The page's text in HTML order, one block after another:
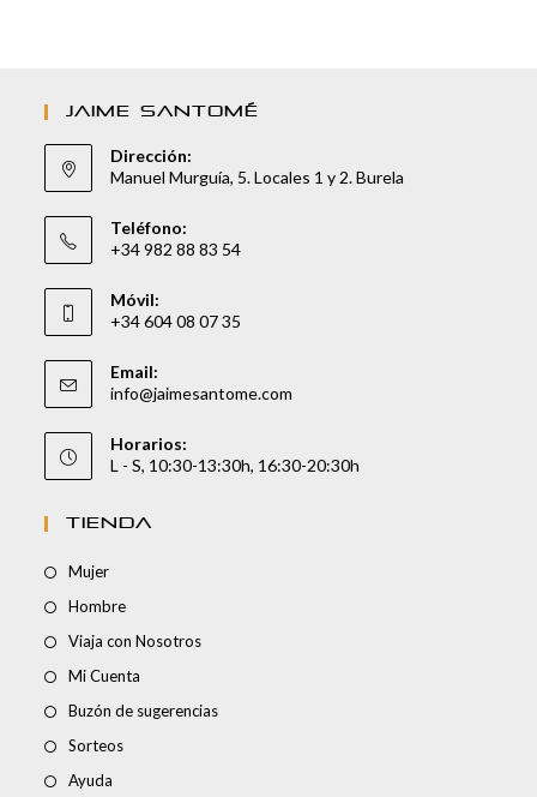
JAIME SANTOMÉ
Dirección:
Manuel Murguía, 5. Locales 1 y 2. Burela
Teléfono:
+34 982 88 83 54
Móvil:
+34 604 08 07 35
Email:
info@jaimesantome.com
Horarios:
L - S, 10:30-13:30h, 16:30-20:30h
TIENDA
Mujer
Hombre
Viaja con Nosotros
Mi Cuenta
Buzón de sugerencias
Sorteos
Ayuda